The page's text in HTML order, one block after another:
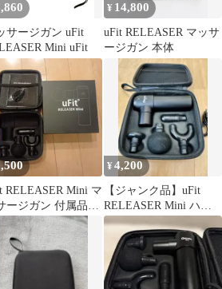
サージガン uFit
Mini uFit
¥ 14,800
uFit RELEASER マッサ
ージガン 本体
RELEASER Mini マ
ージガン 付属品
体なし）
¥4,200
【ジャンク品】uFit
RELEASER Mini ハン
ディマッサージャー 本